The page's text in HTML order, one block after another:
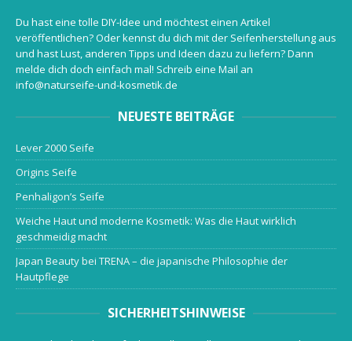
Du hast eine tolle DIY-Idee und möchtest einen Artikel
veröffentlichen? Oder kennst du dich mit der Seifenherstellung aus
und hast Lust, anderen Tipps und Ideen dazu zu liefern? Dann
melde dich doch einfach mal! Schreib eine Mail an
info@naturseife-und-kosmetik.de
NEUESTE BEITRÄGE
Lever 2000 Seife
Origins Seife
Penhaligon’s Seife
Weiche Haut und moderne Kosmetik: Was die Haut wirklich
geschmeidig macht
Japan Beauty bei TRENA – die japanische Philosophie der
Hautpflege
SICHERHEITSHINWEISE